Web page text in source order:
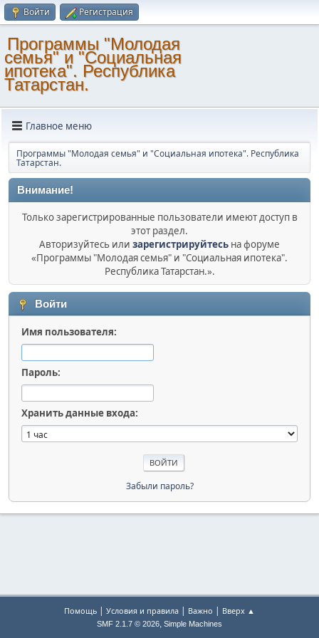
Войти Регистрация
Программы "Молодая
семья" и "Социальная
ипотека". Республика
Татарстан.
Главное меню
Программы "Молодая семья" и "Социальная ипотека". Республика
Татарстан.
Внимание!
Только зарегистрированные пользователи имеют доступ в
этот раздел.
Авторизуйтесь или зарегистрируйтесь на форуме
«Программы "Молодая семья" и "Социальная ипотека".
Республика Татарстан.».
Войти
Имя пользователя:
Пароль:
Хранить данные входа:
Забыли пароль?
Помощь | Условия и правила | Важно | Вверх ▲
SMF 2.1.7 © 2026, Simple Machines